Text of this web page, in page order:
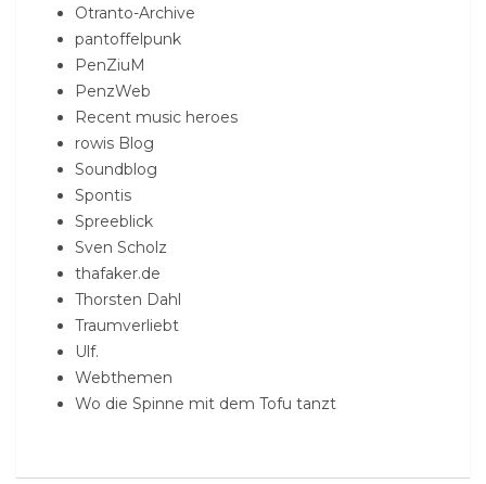
Otranto-Archive
pantoffelpunk
PenZiuM
PenzWeb
Recent music heroes
rowis Blog
Soundblog
Spontis
Spreeblick
Sven Scholz
thafaker.de
Thorsten Dahl
Traumverliebt
Ulf.
Webthemen
Wo die Spinne mit dem Tofu tanzt